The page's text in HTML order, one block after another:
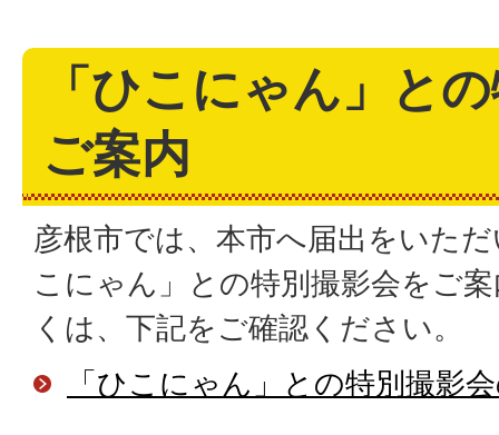
「ひこにゃん」と
ご案内
彦根市では、本市へ届出をいた
こにゃん」との特別撮影会をご
くは、下記をご確認ください。
「ひこにゃん」との特別撮影